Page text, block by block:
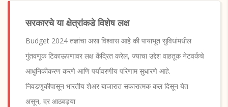
सरकारचे या क्षेत्रांकडे विशेष लक्ष
Budget 2024 तज्ञांचा असा विश्वास आहे की पायाभूत सुविधांमधील
गुंतवणूक टिकाऊपणावर लक्ष केंद्रित करेल, ज्याचा उद्देश वाहतूक नेटवर्कचे
आधुनिकीकरण करणे आणि पर्यावरणीय परिणाम सुधारणे आहे.
निवडणुकीपासून भारतीय शेअर बाजारात सकारात्मक कल दिसून येत
असून, दर आठवड्या